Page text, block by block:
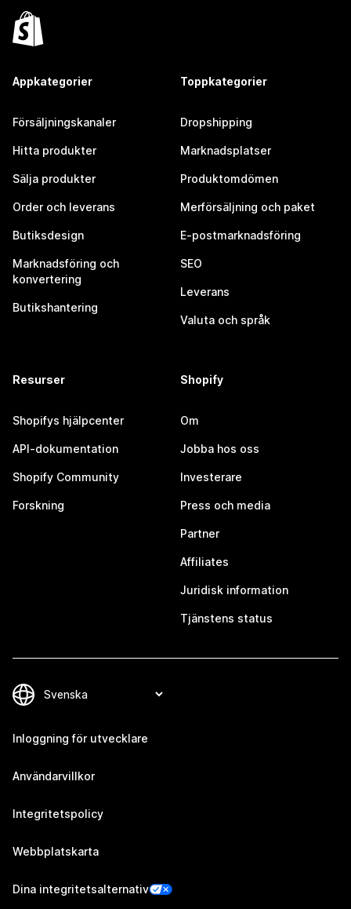
Appkategorier
Försäljningskanaler
Hitta produkter
Sälja produkter
Order och leverans
Butiksdesign
Marknadsföring och
konvertering
Butikshantering
Toppkategorier
Dropshipping
Marknadsplatser
Produktomdömen
Merförsäljning och paket
E-postmarknadsföring
SEO
Leverans
Valuta och språk
Resurser
Shopifys hjälpcenter
API-dokumentation
Shopify Community
Forskning
Shopify
Om
Jobba hos oss
Investerare
Press och media
Partner
Affiliates
Juridisk information
Tjänstens status
Inloggning för utvecklare
Användarvillkor
Integritetspolicy
Webbplatskarta
Dina integritetsalternativ